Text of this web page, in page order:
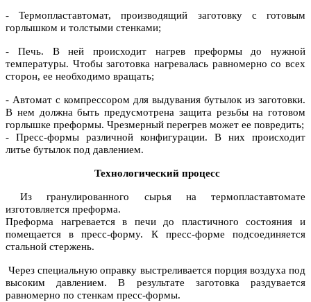
- Термопластавтомат, производящий заготовку с готовым
горлышком и толстыми стенками;
- Печь. В ней происходит нагрев преформы до нужной
температуры. Чтобы заготовка нагревалась равномерно со всех
сторон, ее необходимо вращать;
- Автомат с компрессором для выдувания бутылок из заготовки.
В нем должна быть предусмотрена защита резьбы на готовом
горлышке преформы. Чрезмерный перегрев может ее повредить;
- Пресс-формы различной конфигурации. В них происходит
литье бутылок под давлением.
Технологический процесс
Из гранулированного сырья на термопластавтомате
изготовляется преформа.
Преформа нагревается в печи до пластичного состояния и
помещается в пресс-форму. К пресс-форме подсоединяется
стальной стержень.
Через специальную оправку выстреливается порция воздуха под
высоким давлением. В результате заготовка раздувается
равномерно по стенкам пресс-формы.